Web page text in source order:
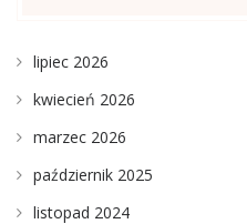
lipiec 2026
kwiecień 2026
marzec 2026
październik 2025
listopad 2024